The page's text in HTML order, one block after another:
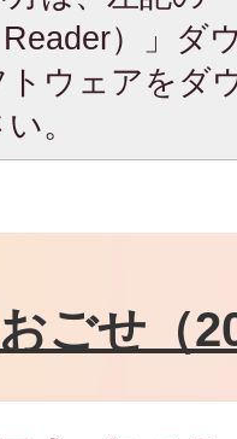
）」ダ
トウェアをダ
。
ごせ（